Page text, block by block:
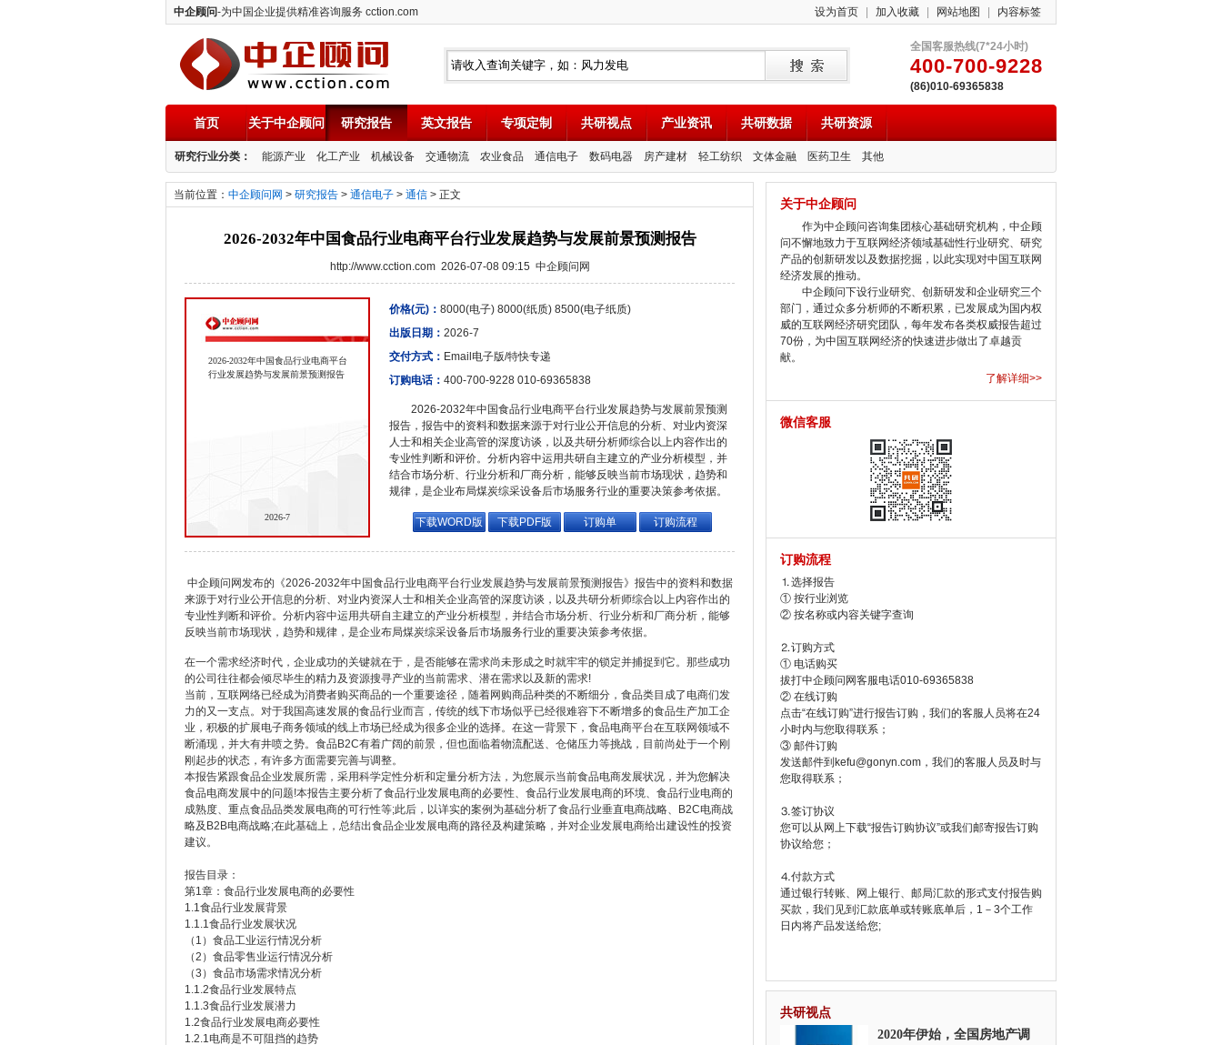
中企顾问-为中国企业提供精准咨询服务 cction.com 设为首页 加入收藏 网站地图 内容标签
中企顾问
全国客服热线(7*24小时)
400-700-9228
(86)010-69365838
首页 关于中企顾问 研究报告 英文报告 专项定制 共研视点 产业资讯 共研数据 共研资源
研究行业分类： 能源产业 化工产业 机械设备 交通物流 农业食品 通信电子 数码电器 房产建材 轻工纺织 文体金融 医药卫生 其他
当前位置： 中企顾问网 > 研究报告 > 通信电子 > 通信 > 正文
2026-2032年中国食品行业电商平台行业发展趋势与发展前景预测报告
http://www.cction.com 2026-07-08 09:15 中企顾问网
2026-2032年中国食品行业电商平台
行业发展趋势与发展前景预测报告
2026-7
价格(元)： 8000(电子) 8000(纸质) 8500(电子纸质)
出版日期： 2026-7
交付方式： Email电子版/特快专递
订购电话： 400-700-9228 010-69365838
2026-2032年中国食品行业电商平台行业发展趋势与发展前景预测
报告，报告中的资料和数据来源于对行业公开信息的分析、对业内资深
人士和相关企业高管的深度访谈，以及共研分析师综合以上内容作出的
专业性判断和评价。分析内容中运用共研自主建立的产业分析模型，并
结合市场分析、行业分析和厂商分析，能够反映当前市场现状，趋势和
规律，是企业布局煤炭综采设备后市场服务行业的重要决策参考依据。
下载WORD版 下载PDF版 订购单 订购流程
中企顾问网发布的《2026-2032年中国食品行业电商平台行业发展趋势与发展前景预测报告》报告中的资料和数据
来源于对行业公开信息的分析、对业内资深人士和相关企业高管的深度访谈，以及共研分析师综合以上内容作出的
专业性判断和评价。分析内容中运用共研自主建立的产业分析模型，并结合市场分析、行业分析和厂商分析，能够
反映当前市场现状，趋势和规律，是企业布局煤炭综采设备后市场服务行业的重要决策参考依据。
在一个需求经济时代，企业成功的关键就在于，是否能够在需求尚未形成之时就牢牢的锁定并捕捉到它。那些成功
的公司往往都会倾尽毕生的精力及资源搜寻产业的当前需求、潜在需求以及新的需求!
当前，互联网络已经成为消费者购买商品的一个重要途径，随着网购商品种类的不断细分，食品类目成了电商们发
力的又一支点。对于我国高速发展的食品行业而言，传统的线下市场似乎已经很难容下不断增多的食品生产加工企
业，积极的扩展电子商务领域的线上市场已经成为很多企业的选择。在这一背景下，食品电商平台在互联网领域不
断涌现，并大有井喷之势。食品B2C有着广阔的前景，但也面临着物流配送、仓储压力等挑战，目前尚处于一个刚
刚起步的状态，有许多方面需要完善与调整。
本报告紧跟食品企业发展所需，采用科学定性分析和定量分析方法，为您展示当前食品电商发展状况，并为您解决
食品电商发展中的问题!本报告主要分析了食品行业发展电商的必要性、食品行业发展电商的环境、食品行业电商的
成熟度、重点食品品类发展电商的可行性等;此后，以详实的案例为基础分析了食品行业垂直电商战略、B2C电商战
略及B2B电商战略;在此基础上，总结出食品企业发展电商的路径及构建策略，并对企业发展电商给出建设性的投资
建议。
报告目录：
第1章：食品行业发展电商的必要性
1.1食品行业发展背景
1.1.1食品行业发展状况
（1）食品工业运行情况分析
（2）食品零售业运行情况分析
（3）食品市场需求情况分析
1.1.2食品行业发展特点
1.1.3食品行业发展潜力
1.2食品行业发展电商必要性
1.2.1电商是不可阻挡的趋势
关于中企顾问
作为中企顾问咨询集团核心基础研究机构，中企顾
问不懈地致力于互联网经济领域基础性行业研究、研究
产品的创新研发以及数据挖掘，以此实现对中国互联网
经济发展的推动。
中企顾问下设行业研究、创新研发和企业研究三个
部门，通过众多分析师的不断积累，已发展成为国内权
威的互联网经济研究团队，每年发布各类权威报告超过
70份，为中国互联网经济的快速进步做出了卓越贡
献。
了解详细>>
微信客服
订购流程
⒈选择报告
① 按行业浏览
② 按名称或内容关键字查询
⒉订购方式
① 电话购买
拔打中企顾问网客服电话010-69365838
② 在线订购
点击“在线订购”进行报告订购，我们的客服人员将在24
小时内与您取得联系；
③ 邮件订购
发送邮件到kefu@gonyn.com，我们的客服人员及时与
您取得联系；
⒊签订协议
您可以从网上下载“报告订购协议”或我们邮寄报告订购
协议给您；
⒋付款方式
通过银行转账、网上银行、邮局汇款的形式支付报告购
买款，我们见到汇款底单或转账底单后，1－3个工作
日内将产品发送给您;
共研视点
2020年伊始，全国房地产调